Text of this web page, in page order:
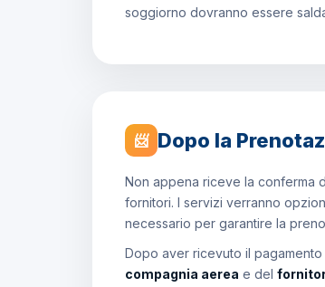
soggiorno dovranno essere
📨 Dopo la
Non appena riceve la conferma
fornitori. I servizi verranno
necessario per garantire la
Dopo aver ricevuto il
compagnia aerea e del